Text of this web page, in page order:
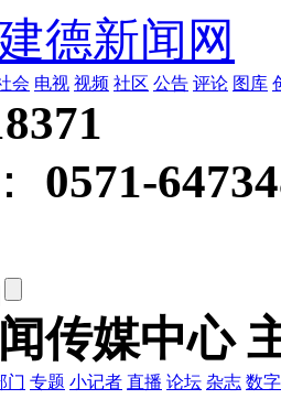
建德新闻网
会 电视 视频 社区 公告 评论 图库
0571-
传媒中心
门 专题 小记者 直播 论坛 杂志 数